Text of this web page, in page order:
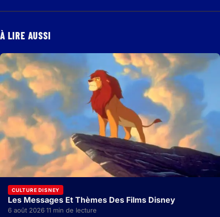
À LIRE AUSSI
CULTURE DISNEY
Les Messages Et Thèmes Des Films Disney
6 août 2026·11 min de lecture